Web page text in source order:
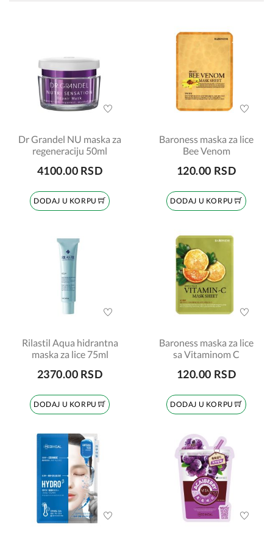
Dr Grandel NU maska za
regeneraciju 50ml
4100.00 RSD
DODAJ U KORPU
Baroness maska za lice
Bee Venom
120.00 RSD
DODAJ U KORPU
Rilastil Aqua hidrantna
maska za lice 75ml
2370.00 RSD
DODAJ U KORPU
Baroness maska za lice
sa Vitaminom C
120.00 RSD
DODAJ U KORPU